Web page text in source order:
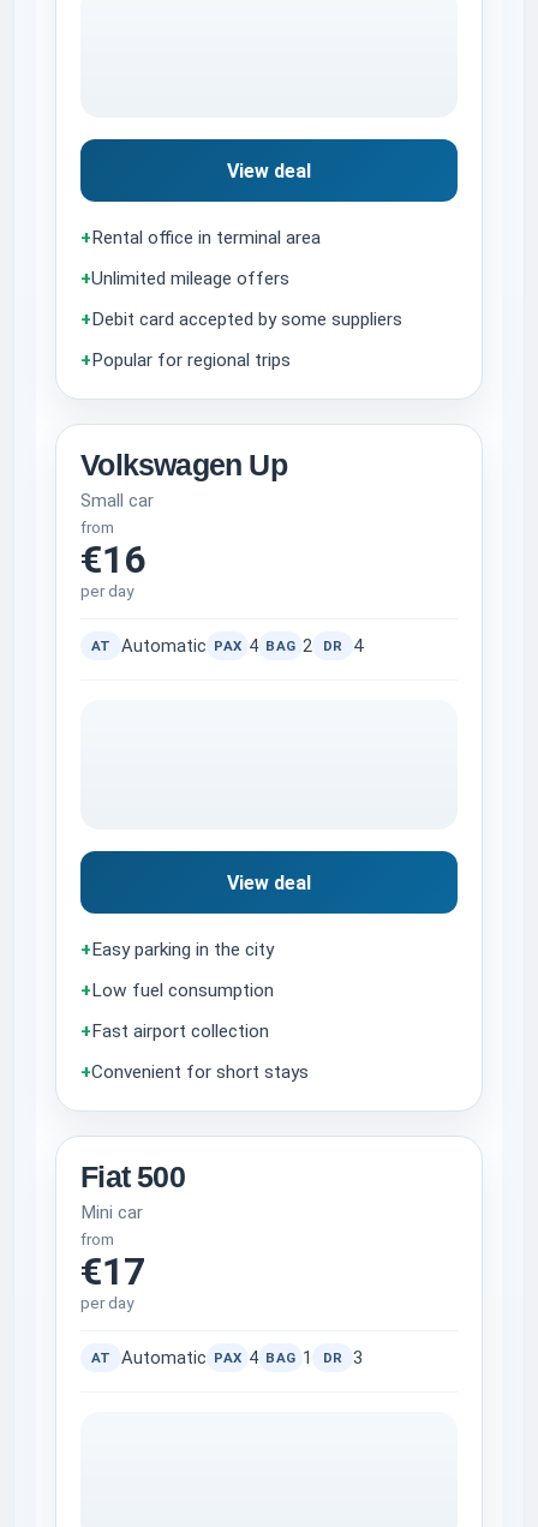
View deal
+Rental office in terminal area
+Unlimited mileage offers
+Debit card accepted by some suppliers
+Popular for regional trips
Volkswagen Up
Small car
from
€16
per day
AT Automatic PAX 4 BAG 2 DR 4
View deal
+ Easy parking in the city
+ Low fuel consumption
+ Fast airport collection
+Convenient for short stays
Fiat 500
Mini car
from
€17
per day
AT Automatic PAX 4 BAG 1 DR 3